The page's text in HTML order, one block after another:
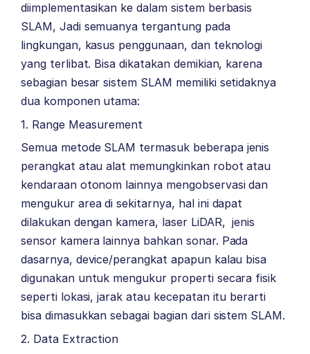
diimplementasikan ke dalam sistem berbasis
SLAM, Jadi semuanya tergantung pada
lingkungan, kasus penggunaan, dan teknologi
yang terlibat. Bisa dikatakan demikian, karena
sebagian besar sistem SLAM memiliki setidaknya
dua komponen utama:
1. Range Measurement
Semua metode SLAM termasuk beberapa jenis
perangkat atau alat memungkinkan robot atau
kendaraan otonom lainnya mengobservasi dan
mengukur area di sekitarnya, hal ini dapat
dilakukan dengan kamera, laser LiDAR, jenis
sensor kamera lainnya bahkan sonar. Pada
dasarnya, device/perangkat apapun kalau bisa
digunakan untuk mengukur properti secara fisik
seperti lokasi, jarak atau kecepatan itu berarti
bisa dimasukkan sebagai bagian dari sistem SLAM.
2. Data Extraction